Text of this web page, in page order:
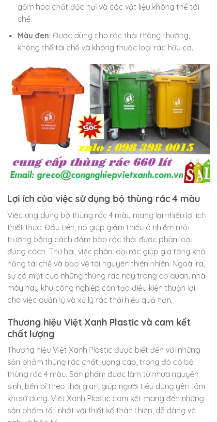
gồm hóa chất độc hại và các vật liệu không thể tái
chế.
Màu đen: Được dùng cho rác thải thông thường,
không thể tái chế và không thuộc loại rác hữu cơ.
Lợi ích của việc sử dụng bộ thùng rác 4 màu
Việc ứng dụng bộ thùng rác 4 màu mang lại nhiều lợi ích
thiết thực. Đầu tiên, nó giúp giảm thiểu ô nhiễm môi
trường bằng cách đảm bảo rác thải được phân loại
đúng cách. Thứ hai, việc phân loại rác giúp gia tăng khả
năng tái chế và bảo vệ tài nguyên thiên nhiên. Ngoài ra,
sự có mặt của những thùng rác này trong cơ quan, nhà
máy hay khu công nghiệp còn tạo điều kiện thuận lợi
cho việc quản lý và xử lý rác thải hiệu quả hơn.
Thương hiệu Việt Xanh Plastic và cam kết
chất lượng
Thương hiệu Việt Xanh Plastic được biết đến với những
sản phẩm thùng rác chất lượng cao, trong đó có bộ
thùng rác 4 màu. Sản phẩm được làm từ nhựa nguyên
sinh, bền bỉ theo thời gian, giúp người tiêu dùng yên tâm
khi sử dụng. Việt Xanh Plastic cam kết mang đến những
sản phẩm tốt nhất với thiết kế thân thiện, dễ dàng vệ